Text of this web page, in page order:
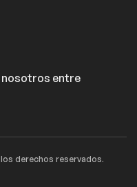
entre
derechos reservados.